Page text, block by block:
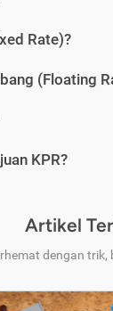
Rate)?
(Floating
KPR?
Artikel
dengan trik,